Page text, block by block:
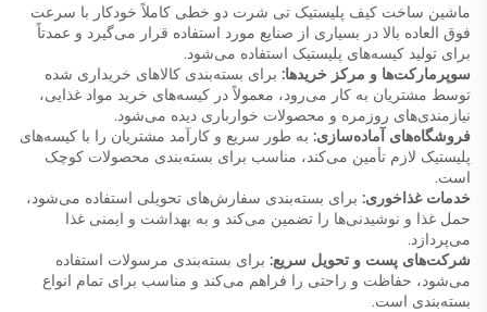
ماشین ساخت کیف پلیستیک تی شرت دو خطی کاملاً خودکار با سرعت
فوق العاده بالا در بسیاری از صنایع مورد استفاده قرار می‌گیرد و عمدتاً
برای تولید کیسه‌های پلیستیک استفاده می‌شود.
سوپرمارکت‌ها و مرکز خریدها: برای بسته‌بندی کالاهای خریداری شده
توسط مشتریان به کار می‌رود، معمولاً در کیسه‌های خرید مواد غذایی،
نیازمندی‌های روزمره و محصولات خوارباری دیده می‌شود.
فروشگاه‌های آماده‌سازی: به طور سریع و کارآمد مشتریان را با کیسه‌های
پلیستیک لازم تأمین می‌کند، مناسب برای بسته‌بندی محصولات کوچک
است.
خدمات غذاخوری: برای بسته‌بندی سفارش‌های تحویلی استفاده می‌شود،
حمل غذا و نوشیدنی‌ها را تضمین می‌کند و به بهداشت و ایمنی غذا
می‌پردازد.
شرکت‌های پست و تحویل سریع: برای بسته‌بندی مرسولات استفاده
می‌شود، حفاظت و راحتی را فراهم می‌کند و مناسب برای تمام انواع
بسته‌بندی است.